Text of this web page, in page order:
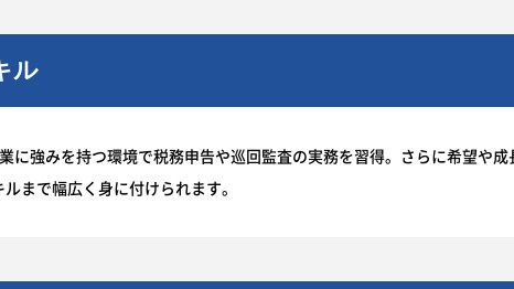
ル
に強みを持つ環境で税務申告や巡回監査の実務を習得。さらに希望や
まで幅広く身に付けられます。